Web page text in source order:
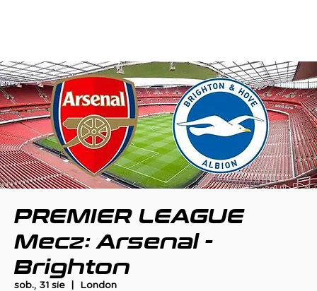
PREMIER LEAGUE
Mecz: Arsenal -
Brighton
sob., 31 sie London